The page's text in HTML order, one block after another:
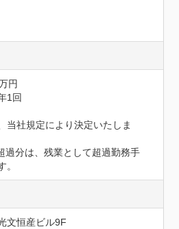
円
1回
当社規定により決定いたしま
分は、残業として超過勤務手
。
文恒産ビル9F